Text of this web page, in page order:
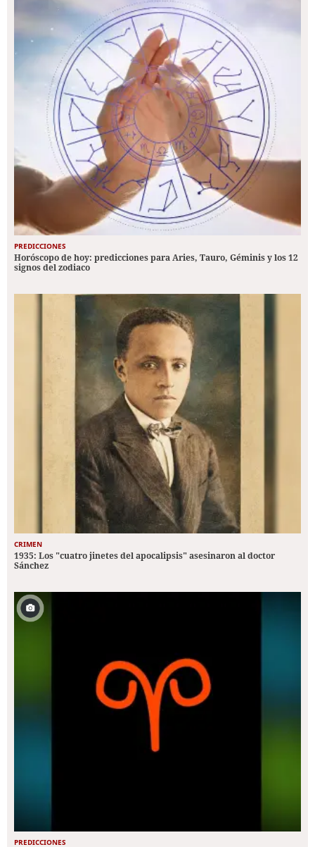
PREDICCIONES
Horóscopo de hoy: predicciones para Aries, Tauro, Géminis y los 12
signos del zodiaco
CRIMEN
1935: Los "cuatro jinetes del apocalipsis" asesinaron al doctor
Sánchez
PREDICCIONES